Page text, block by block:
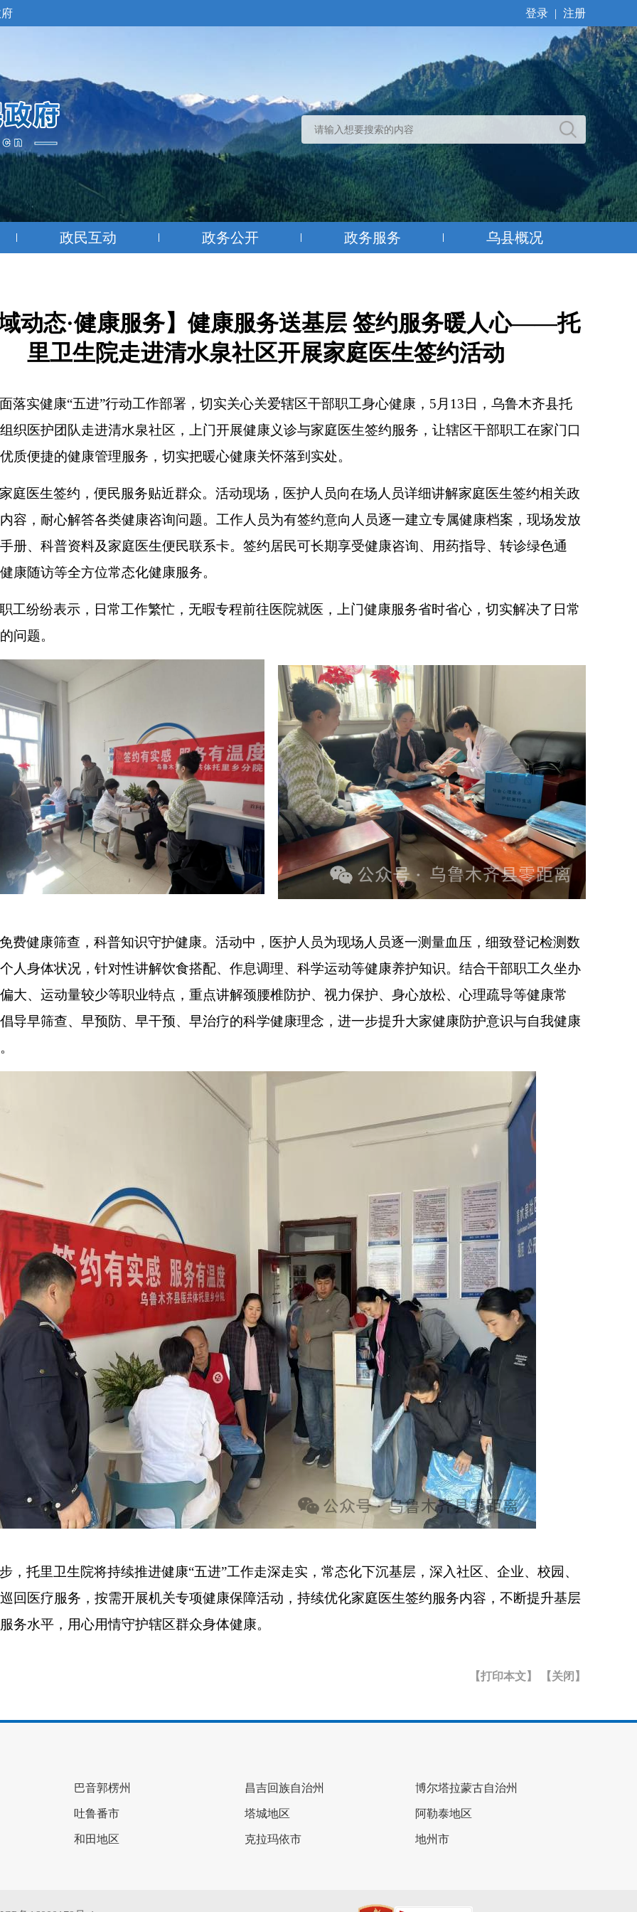
登录 | 注册
政民互动 政务公开 政务服务 乌县概况
动态·健康服务】健康服务送基层 签约服务暖人心——托
里卫生院走进清水泉社区开展家庭医生签约活动
落实健康“五进”行动工作部署，切实关心关爱辖区干部职工身心健康，5月13日，乌鲁木齐县托
织医护团队走进清水泉社区，上门开展健康义诊与家庭医生签约服务，让辖区干部职工在家门口
质便捷的健康管理服务，切实把暖心健康关怀落到实处。
庭医生签约，便民服务贴近群众。活动现场，医护人员向在场人员详细讲解家庭医生签约相关政
容，耐心解答各类健康咨询问题。工作人员为有签约意向人员逐一建立专属健康档案，现场发放
册、科普资料及家庭医生便民联系卡。签约居民可长期享受健康咨询、用药指导、转诊绿色通
康随访等全方位常态化健康服务。
工纷纷表示，日常工作繁忙，无暇专程前往医院就医，上门健康服务省时省心，切实解决了日常
问题。
费健康筛查，科普知识守护健康。活动中，医护人员为现场人员逐一测量血压，细致登记检测数
人身体状况，针对性讲解饮食搭配、作息调理、科学运动等健康养护知识。结合干部职工久坐办
大、运动量较少等职业特点，重点讲解颈腰椎防护、视力保护、身心放松、心理疏导等健康常
导早筛查、早预防、早干预、早治疗的科学健康理念，进一步提升大家健康防护意识与自我健康
，托里卫生院将持续推进健康“五进”工作走深走实，常态化下沉基层，深入社区、企业、校园、
回医疗服务，按需开展机关专项健康保障活动，持续优化家庭医生签约服务内容，不断提升基层
务水平，用心用情守护辖区群众身体健康。
【打印本文】 【关闭】
巴音郭楞州 昌吉回族自治州 博尔塔拉蒙古自治州
吐鲁番市 塔城地区 阿勒泰地区
和田地区 克拉玛依市 地州市